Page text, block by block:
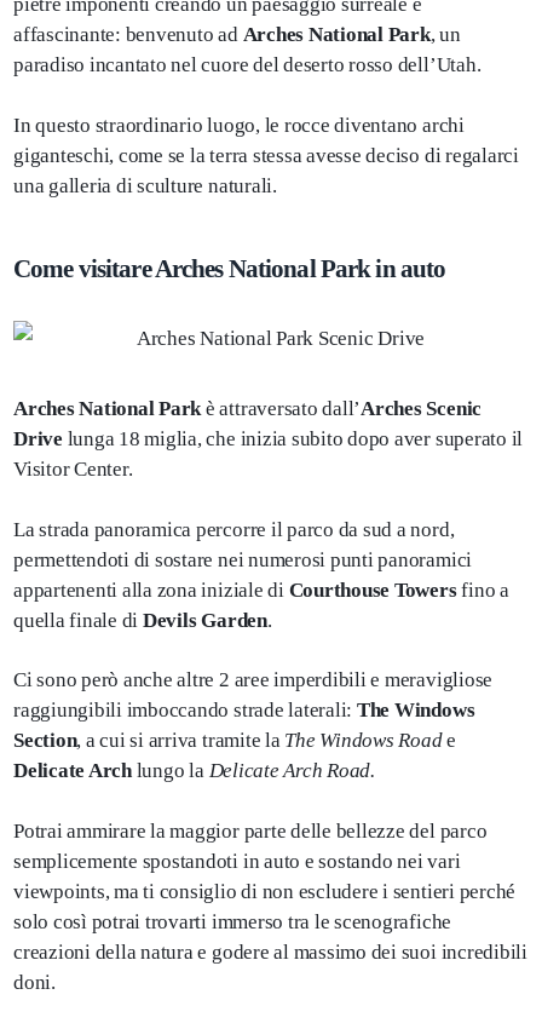
affascinante: benvenuto ad Arches National Park, un
paradiso incantato nel cuore del deserto rosso dell’Utah.
In questo straordinario luogo, le rocce diventano archi
giganteschi, come se la terra stessa avesse deciso di regalarci
una galleria di sculture naturali.
Come visitare Arches National Park in auto
Arches National Parkè attraversato dall’Arches Scenic
Drive lunga 18 miglia, che inizia subito dopo aver superato il
Visitor Center.
La strada panoramica percorre il parco da sud a nord,
permettendoti di sostare nei numerosi punti panoramici
appartenenti alla zona iniziale di Courthouse Towersfino a
quella finale di Devils Garden.
Ci sono però anche altre 2 aree imperdibili e meravigliose
raggiungibili imboccando strade laterali: The Windows
Section, a cui si arriva tramite la The Windows Roade
Delicate Archlungo la Delicate Arch Road.
Potrai ammirare la maggior parte delle bellezze del parco
semplicemente spostandoti in auto e sostando nei vari
viewpoints, ma ti consiglio di non escludere i sentieri perché
solo così potrai trovarti immerso tra le scenografiche
creazioni della natura e godere al massimo dei suoi incredibili
doni.